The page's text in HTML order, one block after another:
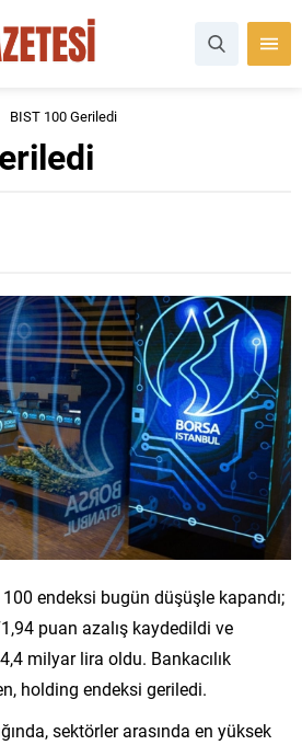
BIST 100 Geriledi
endeksi bugün düşüşle kapandı;
puan azalış kaydedildi ve
milyar lira oldu. Bankacılık
holding endeksi geriledi.
sektörler arasında en yüksek